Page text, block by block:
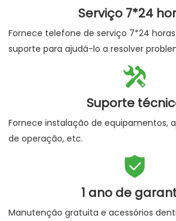
Serviço 7*24
Fornece telefone de serviço 7*24
suporte para ajudá-lo a resolver

Suporte
Fornece instalação de equipamentos,
de operação, etc.

1 ano de
Manutenção gratuita e acessórios